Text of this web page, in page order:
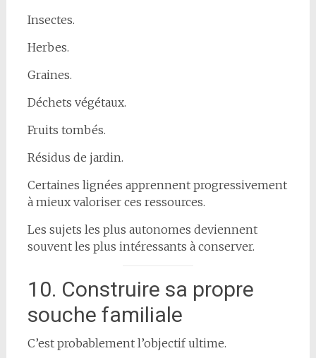
Insectes.
Herbes.
Graines.
Déchets végétaux.
Fruits tombés.
Résidus de jardin.
Certaines lignées apprennent progressivement
à mieux valoriser ces ressources.
Les sujets les plus autonomes deviennent
souvent les plus intéressants à conserver.
10. Construire sa propre
souche familiale
C’est probablement l’objectif ultime.